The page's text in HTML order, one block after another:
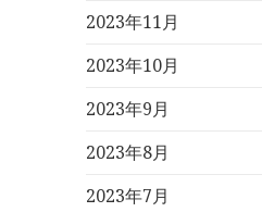
2023年11月
2023年10月
2023年9月
2023年8月
2023年7月